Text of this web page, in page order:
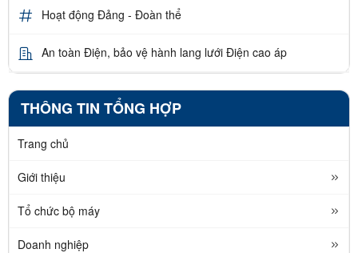
Hoạt động Đảng - Đoàn thể
An toàn Điện, bảo vệ hành lang lưới Điện cao áp
THÔNG TIN TỔNG HỢP
Trang chủ
Giới thiệu
Tổ chức bộ máy
Doanh nghiệp